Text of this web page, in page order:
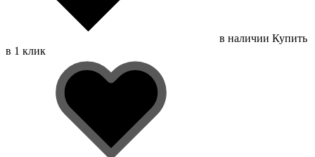
в наличии Купить
в 1 клик